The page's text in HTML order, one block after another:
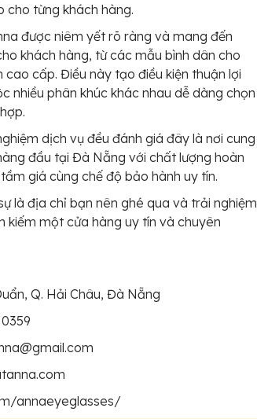
cho từng khách hàng.
được niêm yết rõ ràng và mang đến
khách hàng, từ các mẫu bình dân cho
cao cấp. Điều này tạo điều kiện thuận lợi
nhiều phân khúc khác nhau dễ dàng chọn
dịch vụ đều đánh giá đây là nơi cung
đầu tại Đà Nẵng với chất lượng hoàn
giá cùng chế độ bảo hành uy tín.
là địa chỉ bạn nên ghé qua và trải nghiệm
kiếm một cửa hàng uy tín và chuyên
Q. Hải Châu, Đà Nẵng
annaeyeglasses/